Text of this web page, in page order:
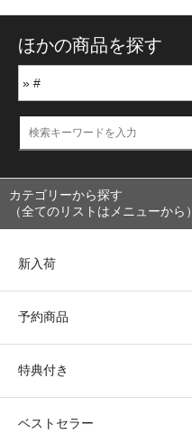
ほかの商品を探す
カテゴリーから探す
（全てのリストはメニューから）
新入荷
予約商品
特典付き
ベストセラー